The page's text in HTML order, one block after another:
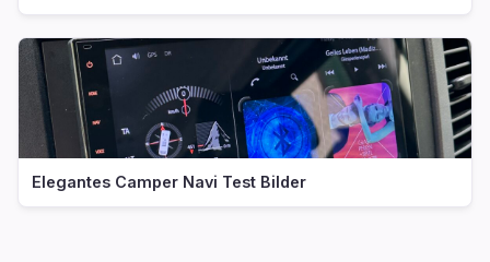
Elegantes Camper Navi Test Bilder